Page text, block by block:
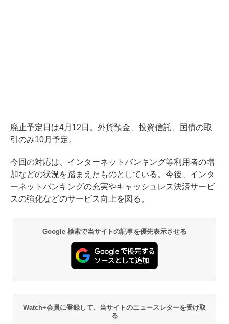
廃止予定日は4月12日。外貨預金、投資信託、国債の取
引のみ10月予定。
今回の対応は、インターネットバンキング等利用者の増
加などの状況を踏まえたものとしている。今後、インタ
ーネットバンキングの充実やキャッシュレス決済サービ
スの強化などのサービス向上を図る。
Google 検索で当サイトの記事を優先表示させる
Watch+会員に登録して、当サイトのニュースレターを受け取
る